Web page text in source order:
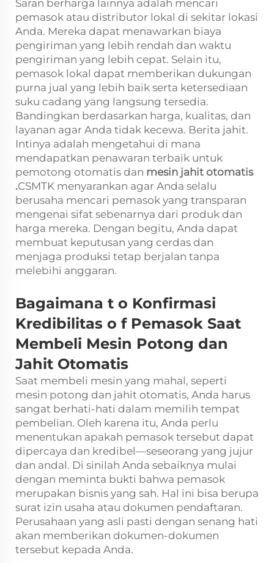
Saran berharga lainnya adalah mencari
pemasok atau distributor lokal di sekitar lokasi
Anda. Mereka dapat menawarkan biaya
pengiriman yang lebih rendah dan waktu
pengiriman yang lebih cepat. Selain itu,
pemasok lokal dapat memberikan dukungan
purna jual yang lebih baik serta ketersediaan
suku cadang yang langsung tersedia.
Bandingkan berdasarkan harga, kualitas, dan
layanan agar Anda tidak kecewa. Berita jahit.
Intinya adalah mengetahui di mana
mendapatkan penawaran terbaik untuk
pemotong otomatis dan mesin jahit otomatis
.CSMTK menyarankan agar Anda selalu
berusaha mencari pemasok yang transparan
mengenai sifat sebenarnya dari produk dan
harga mereka. Dengan begitu, Anda dapat
membuat keputusan yang cerdas dan
menjaga produksi tetap berjalan tanpa
melebihi anggaran.
Bagaimana t o Konfirmasi
Kredibilitas o f Pemasok Saat
Membeli Mesin Potong dan
Jahit Otomatis
Saat membeli mesin yang mahal, seperti
mesin potong dan jahit otomatis, Anda harus
sangat berhati-hati dalam memilih tempat
pembelian. Oleh karena itu, Anda perlu
menentukan apakah pemasok tersebut dapat
dipercaya dan kredibel—seseorang yang jujur
dan andal. Di sinilah Anda sebaiknya mulai
dengan meminta bukti bahwa pemasok
merupakan bisnis yang sah. Hal ini bisa berupa
surat izin usaha atau dokumen pendaftaran.
Perusahaan yang asli pasti dengan senang hati
akan memberikan dokumen-dokumen
tersebut kepada Anda.